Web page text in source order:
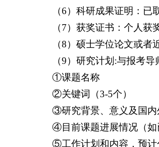
（6）科研成果证明：已
（7）获奖证书：个人获
（8）硕士学位论文或者
（9）研究计划 :与报考导
①课题名称
②关键词（3-5个）
③研究背景、意义及国内
④目前课题进展情况（如
⑤工作计划和内容，预计